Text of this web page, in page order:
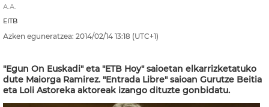
A.A.
EITB
Azken eguneratzea: 2014/02/14 13:18 (UTC+1)
"Egun On Euskadi" eta "ETB Hoy" saioetan elkarrizketatuko
dute Maiorga Ramirez. "Entrada Libre" saioan Gurutze Beitia
eta Loli Astoreka aktoreak izango dituzte gonbidatu.